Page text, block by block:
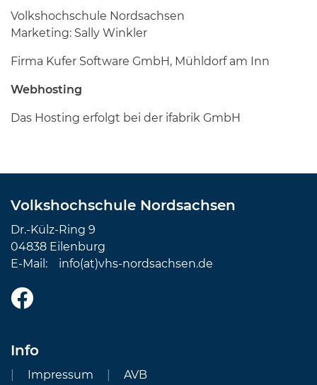
Volkshochschule Nordsachsen
Marketing: Sally Winkler
Firma Kufer Software GmbH, Mühldorf am Inn
Webhosting
Das Hosting erfolgt bei der ifabrik GmbH
Volkshochschule Nordsachsen
Dr.-Külz-Ring 9
04838 Eilenburg
E-Mail: info(at)vhs-nordsachsen.de
Info
Impressum AVB